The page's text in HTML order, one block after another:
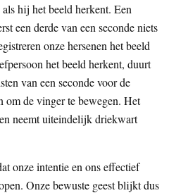
hij het beeld herkent. Een
een derde van een seconde niets
onze hersenen het beeld
het beeld herkent, duurt
van een seconde voor de
om de vinger te bewegen. Het
neemt uiteindelijk driekwart
onze intentie en ons effectief
Onze bewuste geest blijkt dus